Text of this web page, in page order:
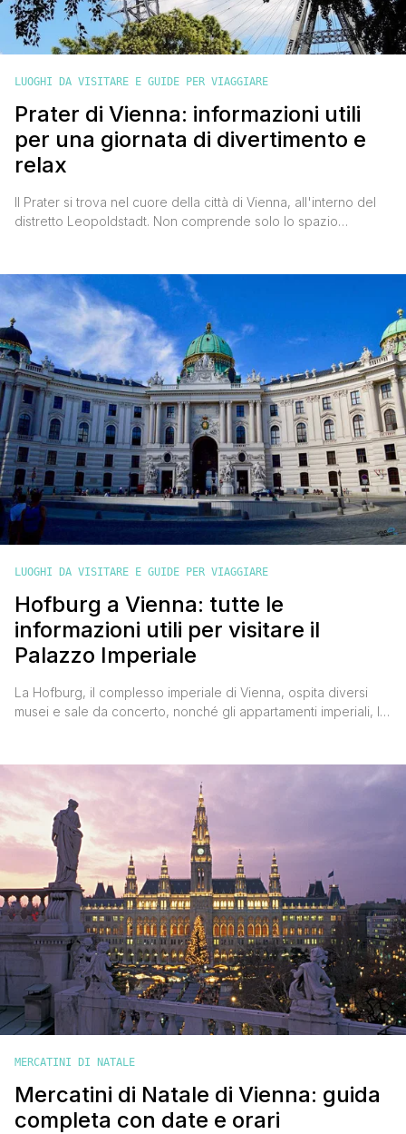
LUOGHI DA VISITARE E GUIDE PER VIAGGIARE
Prater di Vienna: informazioni utili
per una giornata di divertimento e
relax
Il Prater si trova nel cuore della città di Vienna, all'interno del
distretto Leopoldstadt. Non comprende solo lo spazio
montagne russe, giochi di specchi, gallerie di fantasmi. C'è
anche un ampio spazio verde, c'è il [']
LUOGHI DA VISITARE E GUIDE PER VIAGGIARE
Hofburg a Vienna: tutte le
informazioni utili per visitare il
Palazzo Imperiale
La Hofburg, il complesso imperiale di Vienna, ospita diversi
musei e sale da concerto, nonché gli appartamenti imperiali, la
sede dell'attuale Presidenza della Repubblica d'Austria
(residenza e luogo di lavoro). I palazzi dell'Hofburg vengono
usati per ospitarvi manifestazioni [']
MERCATINI DI NATALE
Mercatini di Natale di Vienna: guida
completa con date e orari